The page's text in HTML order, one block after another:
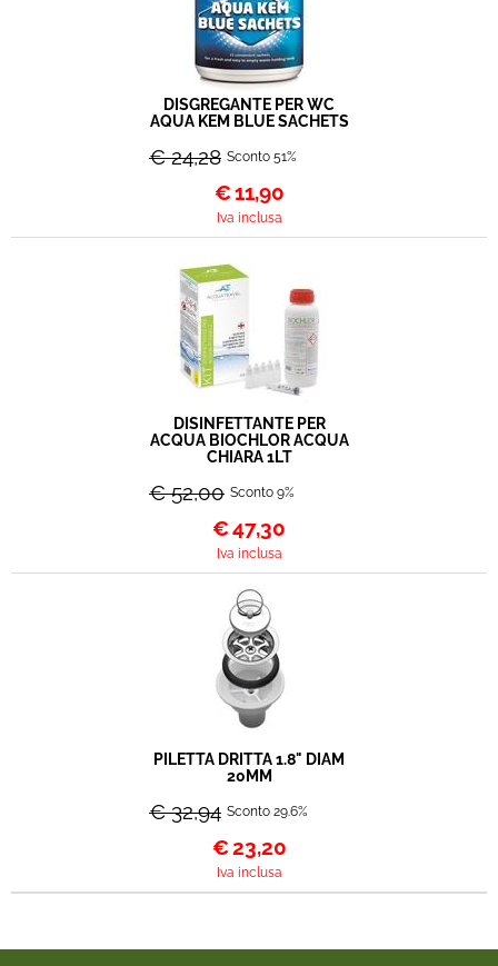
DISGREGANTE PER WC
AQUA KEM BLUE SACHETS
€ 24,28 Sconto 51%
€11,90
Iva inclusa
DISINFETTANTE PER
ACQUA BIOCHLOR ACQUA
CHIARA 1LT
€ 52,00 Sconto 9%
€47,30
Iva inclusa
PILETTA DRITTA 1.8" DIAM
20MM
€ 32,94 Sconto 29.6%
€23,20
Iva inclusa